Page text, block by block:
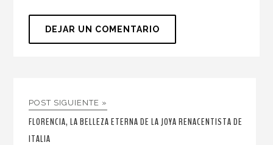
POST SIGUIENTE »
FLORENCIA, LA BELLEZA ETERNA DE LA JOYA RENACENTISTA DE
ITALIA